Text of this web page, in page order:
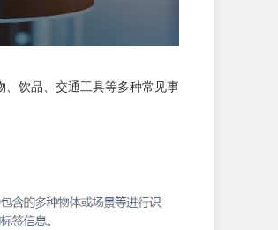
、饮品、交通工具等多种常见事